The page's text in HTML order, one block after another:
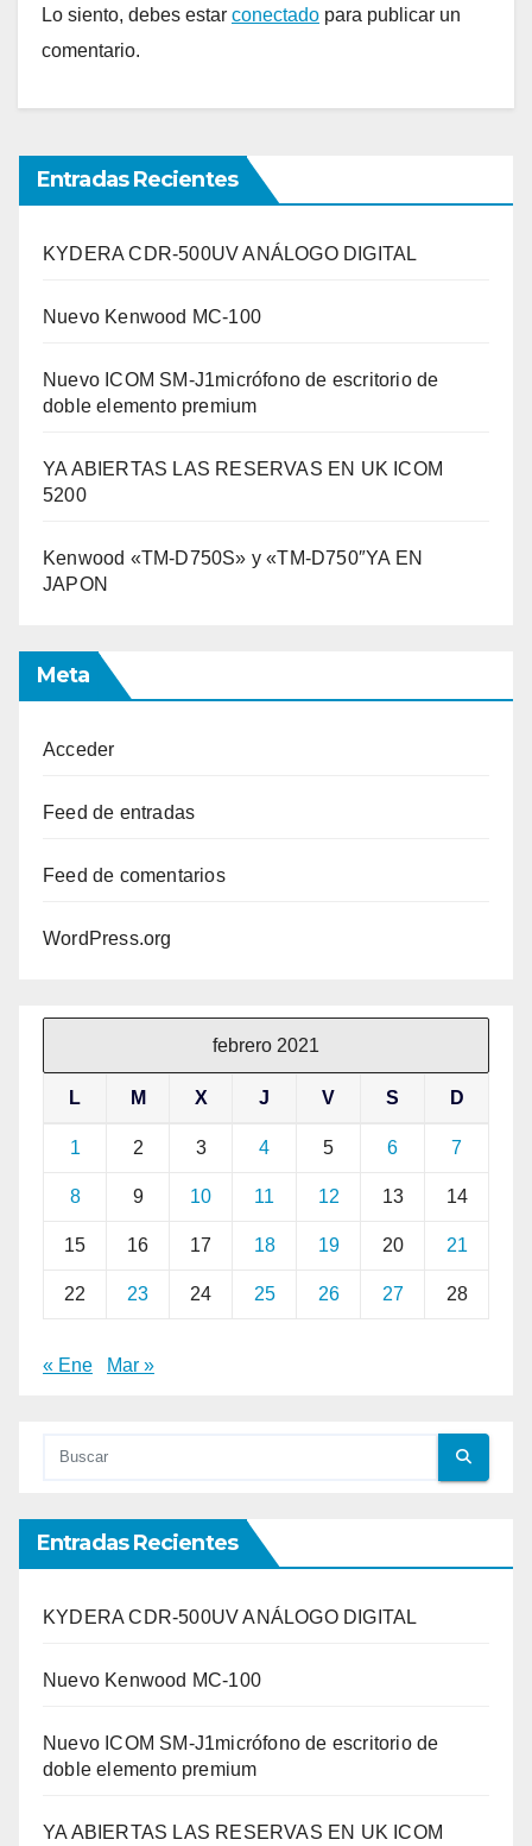
Lo siento, debes estar conectado para publicar un
comentario.
Entradas Recientes
KYDERA CDR-500UV ANÁLOGO DIGITAL
Nuevo Kenwood MC-100
Nuevo ICOM SM-J1micrófono de escritorio de
doble elemento premium
YA ABIERTAS LAS RESERVAS EN UK ICOM
5200
Kenwood «TM-D750S» y «TM-D750″YA EN
JAPON
Meta
Acceder
Feed de entradas
Feed de comentarios
WordPress.org
febrero 2021
L M X J V S D
1 2 3 4 5 6 7
8 9 10 11 12 13 14
15 16 17 18 19 20 21
22 23 24 25 26 27 28
« Ene Mar »
Entradas Recientes
KYDERA CDR-500UV ANÁLOGO DIGITAL
Nuevo Kenwood MC-100
Nuevo ICOM SM-J1micrófono de escritorio de
doble elemento premium
YA ABIERTAS LAS RESERVAS EN UK ICOM